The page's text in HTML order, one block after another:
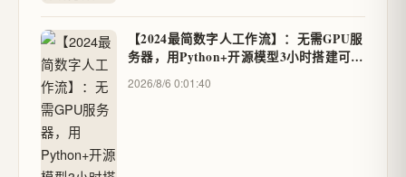
【2024最简数字人工作流】：无需GPU服
务器，用Python+开源模型3小时搭建可交
互数字分身
2026/8/6 0:01:40